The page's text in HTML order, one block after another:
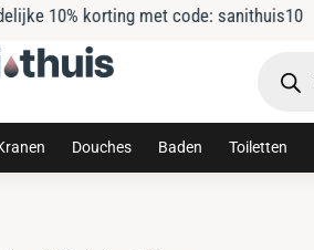
korting met code: sanithuis10
Douches Baden Toiletten